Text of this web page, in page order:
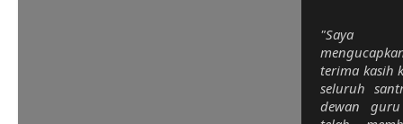
"Saya
terima kasih
seluruh
dewan